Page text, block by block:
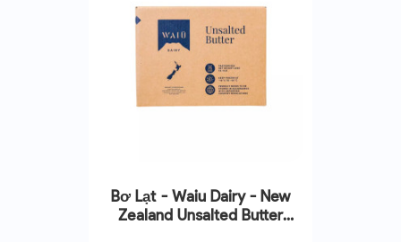
Bơ Lạt - Waiu Dairy - New
Zealand Unsalted Butter